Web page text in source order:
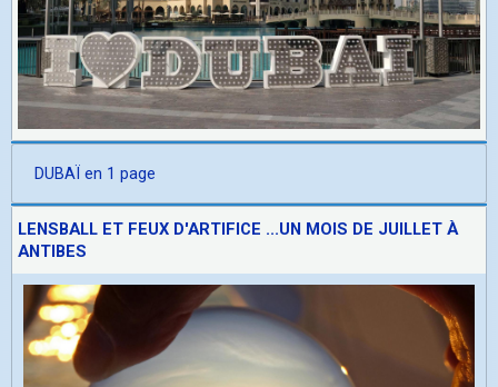
DUBAÏ en 1 page
LENSBALL ET FEUX D'ARTIFICE ...UN MOIS DE JUILLET À
ANTIBES